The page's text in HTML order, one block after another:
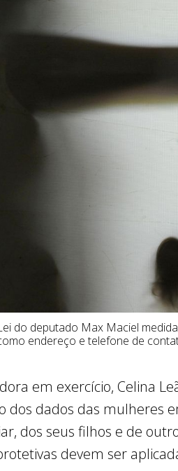
do deputado Max Maciel
endereço e telefone de
em exercício, Celina
dos dados das mulheres
dos seus filhos e de
devem ser